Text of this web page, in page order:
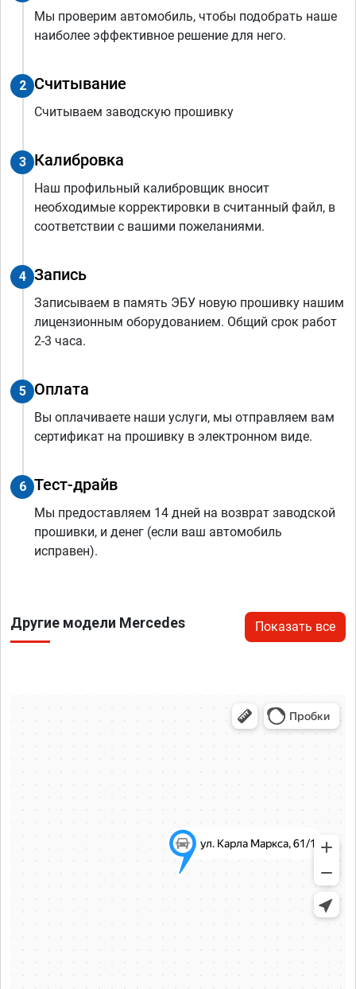
Мы проверим автомобиль, чтобы подобрать наше
наиболее эффективное решение для него.
2 Считывание
Считываем заводскую прошивку
3 Калибровка
Наш профильный калибровщик вносит
необходимые корректировки в считанный файл, в
соответствии с вашими пожеланиями.
4 Запись
Записываем в память ЭБУ новую прошивку нашим
лицензионным оборудованием. Общий срок работ
2-3 часа.
5 Оплата
Вы оплачиваете наши услуги, мы отправляем вам
сертификат на прошивку в электронном виде.
6 Тест-драйв
Мы предоставляем 14 дней на возврат заводской
прошивки, и денег (если ваш автомобиль
исправен).
Другие модели Mercedes Показать все